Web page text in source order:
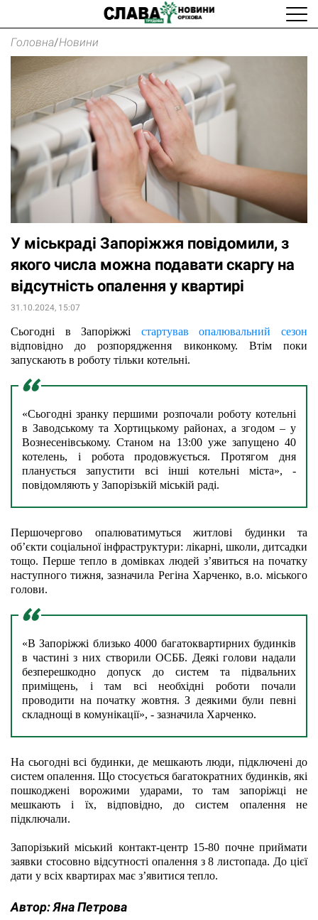
Головна/Новини
У міськраді Запоріжжя повідомили, з
якого числа можна подавати скаргу на
відсутність опалення у квартирі
31.10.2024, 15:07
Сьогодні в Запоріжжі
відповідно до розпорядження виконкому. Втім поки
запускають в роботу тільки котельні.
«Сьогодні зранку першими розпочали роботу котельні
в Заводському та Хортицькому районах, а згодом – у
Вознесенівському. Станом на 13:00 уже запущено 40
котелень, і робота продовжується. Протягом дня
планується запустити всі інші котельні міста», -
повідомляють у Запорізькій міській раді.
Першочергово опалюватимуться житлові будинки та
обʼєкти соціальної інфраструктури: лікарні, школи, дитсадки
тощо. Перше тепло в домівках людей зʼявиться на початку
наступного тижня, зазначила Регіна Харченко, в.о. міського
голови.
«В Запоріжжі близько 4000 багатоквартирних будинків
в частині з них створили ОСББ. Деякі голови надали
безперешкодно допуск до систем та підвальних
приміщень, і там всі необхідні роботи почали
проводити на початку жовтня. З деякими були певні
складнощі в комунікації», - зазначила Харченко.
На сьогодні всі будинки, де мешкають люди, підключені до
систем опалення. Що стосується багатократних будинків, які
пошкоджені ворожими ударами, то там запоріжці не
мешкають і їх, відповідно, до систем опалення не
підключали.
Запорізький міський контакт-центр 15-80 почне приймати
заявки стосовно відсутності опалення з 8 листопада. До цієї
дати у всіх квартирах має з’явитися тепло.
Автор:Яна Петрова